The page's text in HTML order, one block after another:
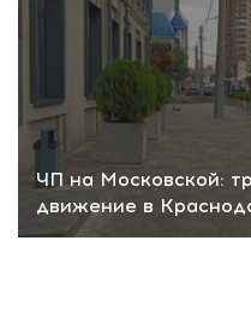
ЧП на Московской:
движение в